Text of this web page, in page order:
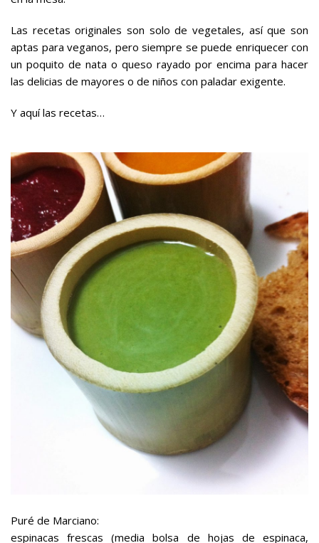
Las recetas originales son solo de vegetales, así que son
aptas para veganos, pero siempre se puede enriquecer con
un poquito de nata o queso rayado por encima para hacer
las delicias de mayores o de niños con paladar exigente.
Y aquí las recetas…
Puré de Marciano:
espinacas frescas (media bolsa de hojas de espinaca,